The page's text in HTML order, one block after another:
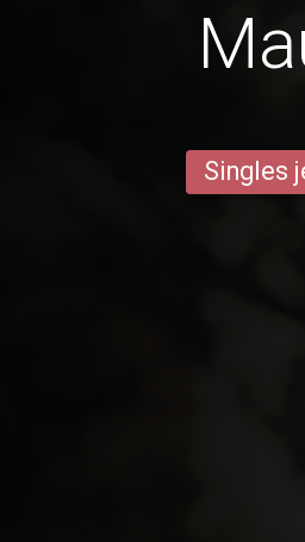
Singles